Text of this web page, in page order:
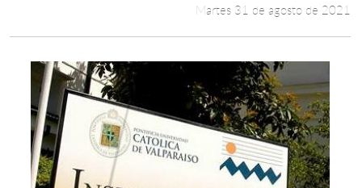
Martes 31 de agosto de 2021